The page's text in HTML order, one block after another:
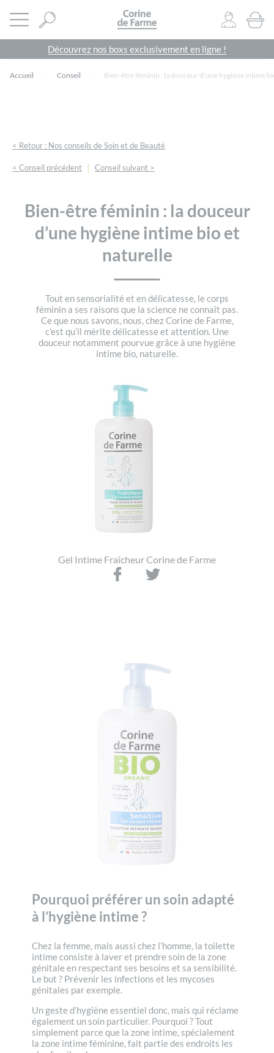
Ouvrir le menu CORINE DE FARME SITE OFFICIEL
0
Découvrez nos boxs exclusivement en ligne !
Accueil Conseil Bien-être féminin : la douceur d’une hygiène intime
< Retour : Nos conseils de Soin et de Beauté
< Conseil précédent | Conseil suivant >
Bien-être féminin : la douceur
d’une hygiène intime bio et
naturelle
Tout en sensorialité et en délicatesse, le corps
féminin a ses raisons que la science ne connaît pas.
Ce que nous savons, nous, chez Corine de Farme,
c’est qu’il mérite délicatesse et attention. Une
douceur notamment pourvue grâce à une hygiène
intime bio, naturelle.
Gel Intime Fraîcheur Corine de Farme
Pourquoi préférer un soin adapté
à l’hygiène intime ?
Chez la femme, mais aussi chez l’homme, la toilette
intime consiste à laver et prendre soin de la zone
génitale en respectant ses besoins et sa sensibilité.
Le but ? Prévenir les infections et les mycoses
génitales par exemple.
Un geste d’hygiène essentiel donc, mais qui réclame
également un soin particulier. Pourquoi ? Tout
simplement parce que la zone intime, spécialement
la zone intime féminine, fait partie des endroits les